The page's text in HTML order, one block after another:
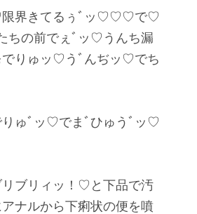
限界きてるぅﾞッ♡♡♡で♡
の前でぇﾞッ♡うんち漏
りゅッ♡うﾞんぢッ♡でち
ゅﾞッ♡でまﾞひゅうﾞッ♡
ブリィッ！♡と下品で汚
ナルから下痢状の便を噴